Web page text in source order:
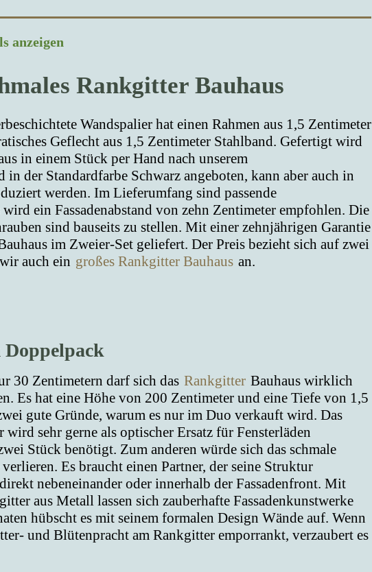
anzeigen
Rankgitter Bauhaus
Wandspalier hat einen Rahmen aus 1,5 Zentimeter
Geflecht aus 1,5 Zentimeter Stahlband. Gefertigt wird
in einem Stück per Hand nach unserem
in der Standardfarbe Schwarz angeboten, kann aber auch in
werden. Im Lieferumfang sind passende
ein Fassadenabstand von zehn Zentimeter empfohlen. Die
sind bauseits zu stellen. Mit einer zehnjährigen Garantie
im Zweier-Set geliefert. Der Preis bezieht sich auf zwei
auch ein großes Rankgitter Bauhaus an.
Doppelpack
30 Zentimetern darf sich das Rankgitter Bauhaus wirklich
Es hat eine Höhe von 200 Zentimeter und eine Tiefe von 1,5
gute Gründe, warum es nur im Duo verkauft wird. Das
wird sehr gerne als optischer Ersatz für Fensterläden
Stück benötigt. Zum anderen würde sich das schmale
Es braucht einen Partner, der seine Struktur
nebeneinander oder innerhalb der Fassadenfront. Mit
aus Metall lassen sich zauberhafte Fassadenkunstwerke
hübscht es mit seinem formalen Design Wände auf. Wenn
und Blütenpracht am Rankgitter emporrankt, verzaubert es